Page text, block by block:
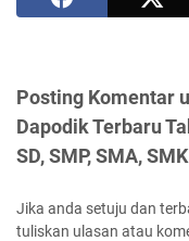
Posting Komentar
Dapodik Terbaru
SD, SMP, SMA,
Jika anda setuju dan
tuliskan ulasan atau